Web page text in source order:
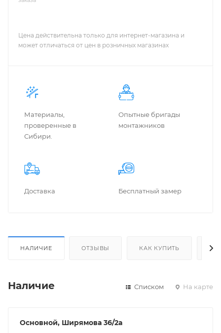
Цена действительна только для интернет-магазина и
может отличаться от цен в розничных магазинах
Материалы,
проверенные в
Сибири.
Опытные бригады
монтажников
Доставка Бес­плат­ный замер
НАЛИЧИЕ ОТЗЫВЫ КАК КУПИТЬ
Наличие Списком На карте
Основной, Ширямова 36/2а